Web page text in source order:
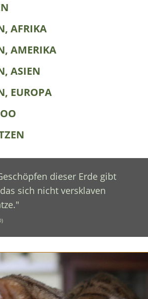
AFRIKA
AMERIKA
ASIEN
EUROPA
dieser Erde gibt
sich nicht versklaven